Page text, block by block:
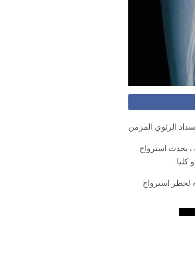
الرئوي المزمن
، يحدث استرواح
كليا.
لخطر استرواح